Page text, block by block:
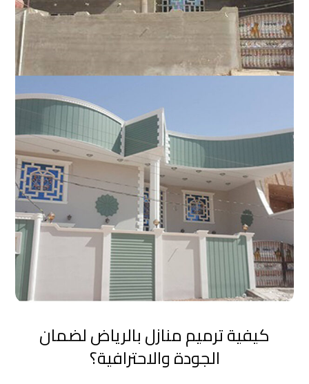
كيفية ترميم منازل بالرياض لضمان
الجودة والاحترافية؟